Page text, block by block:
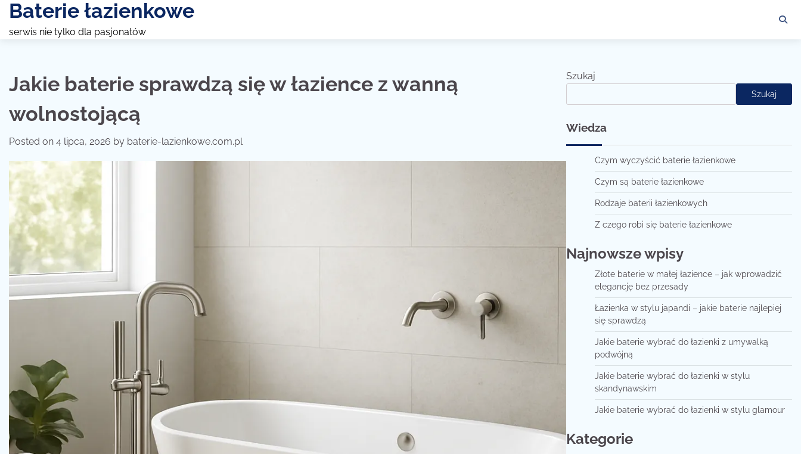
Skip
content
Baterie łazienkowe
serwis nie tylko dla pasjonatów
Jakie baterie sprawdzą się w łazience z wanną
wolnostojącą
Posted on 4 lipca, 2026 by baterie-lazienkowe.com.pl
Szukaj
Szukaj
Wiedza
Czym wyczyścić baterie łazienkowe
Czym są baterie łazienkowe
Rodzaje baterii łazienkowych
Z czego robi się baterie łazienkowe
Najnowsze wpisy
Złote baterie w małej łazience – jak wprowadzić
elegancję bez przesady
Łazienka w stylu japandi – jakie baterie najlepiej
się sprawdzą
Jakie baterie wybrać do łazienki z umywalką
podwójną
Jakie baterie wybrać do łazienki w stylu
skandynawskim
Jakie baterie wybrać do łazienki w stylu glamour
Kategorie